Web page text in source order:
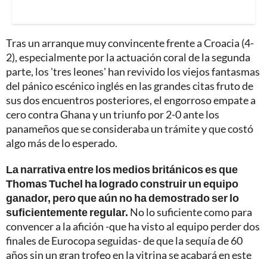
Tras un arranque muy convincente frente a Croacia (4-
2), especialmente por la actuación coral de la segunda
parte, los 'tres leones' han revivido los viejos fantasmas
del pánico escénico inglés en las grandes citas fruto de
sus dos encuentros posteriores, el engorroso empate a
cero contra Ghana y un triunfo por 2-0 ante los
panameños que se consideraba un trámite y que costó
algo más de lo esperado.
La narrativa entre los medios británicos es que
Thomas Tuchel ha logrado construir un equipo
ganador, pero que aún no ha demostrado ser lo
suficientemente regular. No lo suficiente como para
convencer a la afición -que ha visto al equipo perder dos
finales de Eurocopa seguidas- de que la sequía de 60
años sin un gran trofeo en la vitrina se acabará en este